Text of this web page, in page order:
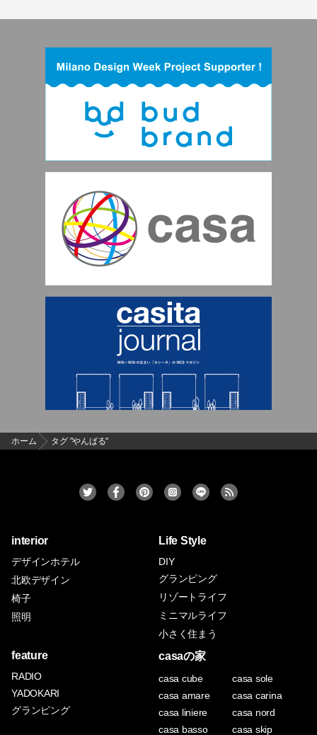
ホーム タグ "やんばる"
interior
デザインホテル
北欧デザイン
椅子
照明
Life Style
DIY
グランピング
リゾートライフ
ミニマルライフ
小さく住まう
feature
RADIO
YADOKARI
グランピング
casaの家
casa cube
casa sole
casa amare
casa carina
casa liniere
casa nord
casa basso
casa skip